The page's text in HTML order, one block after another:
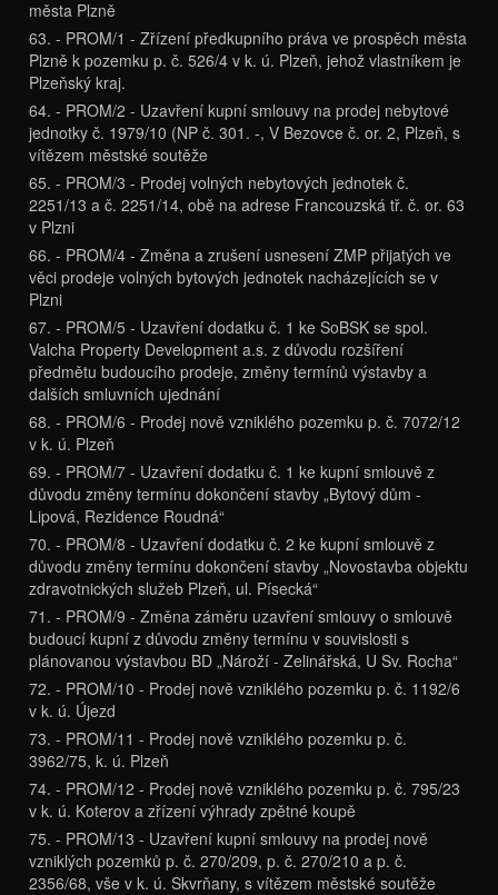
města Plzně
63. - PROM/1 - Zřízení předkupního práva ve prospěch města
Plzně k pozemku p. č. 526/4 v k. ú. Plzeň, jehož vlastníkem je
Plzeňský kraj.
64. - PROM/2 - Uzavření kupní smlouvy na prodej nebytové
jednotky č. 1979/10 (NP č. 301. -, V Bezovce č. or. 2, Plzeň, s
vítězem městské soutěže
65. - PROM/3 - Prodej volných nebytových jednotek č.
2251/13 a č. 2251/14, obě na adrese Francouzská tř. č. or. 63
v Plzni
66. - PROM/4 - Změna a zrušení usnesení ZMP přijatých ve
věci prodeje volných bytových jednotek nacházejících se v
Plzni
67. - PROM/5 - Uzavření dodatku č. 1 ke SoBSK se spol.
Valcha Property Development a.s. z důvodu rozšíření
předmětu budoucího prodeje, změny termínů výstavby a
dalších smluvních ujednání
68. - PROM/6 - Prodej nově vzniklého pozemku p. č. 7072/12
v k. ú. Plzeň
69. - PROM/7 - Uzavření dodatku č. 1 ke kupní smlouvě z
důvodu změny termínu dokončení stavby „Bytový dům -
Lipová, Rezidence Roudná“
70. - PROM/8 - Uzavření dodatku č. 2 ke kupní smlouvě z
důvodu změny termínu dokončení stavby „Novostavba objektu
zdravotnických služeb Plzeň, ul. Písecká“
71. - PROM/9 - Změna záměru uzavření smlouvy o smlouvě
budoucí kupní z důvodu změny termínu v souvislosti s
plánovanou výstavbou BD „Nároží - Zelinářská, U Sv. Rocha“
72. - PROM/10 - Prodej nově vzniklého pozemku p. č. 1192/6
v k. ú. Újezd
73. - PROM/11 - Prodej nově vzniklého pozemku p. č.
3962/75, k. ú. Plzeň
74. - PROM/12 - Prodej nově vzniklého pozemku p. č. 795/23
v k. ú. Koterov a zřízení výhrady zpětné koupě
75. - PROM/13 - Uzavření kupní smlouvy na prodej nově
vzniklých pozemků p. č. 270/209, p. č. 270/210 a p. č.
2356/68, vše v k. ú. Skvrňany, s vítězem městské soutěže